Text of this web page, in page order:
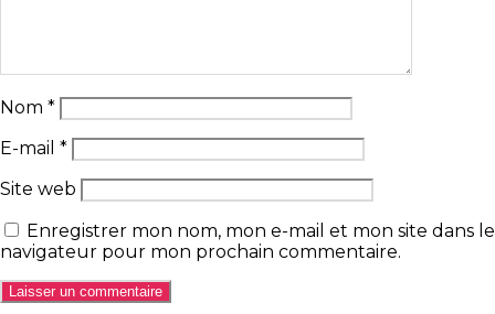
Nom *
E-mail *
Site web
Enregistrer mon nom, mon e-mail et mon site dans le
navigateur pour mon prochain commentaire.